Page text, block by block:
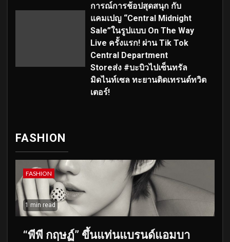
การณ์การช้อปสุดสนุก กับ
แคมเปญ “Central Midnight
Sale”ในรูปแบบ On The Way
Live ครั้งแรก! ผ่าน Tik Tok
Central Department
Storeส่ง #บะบิวไปเซ็นทรัล
มิดไนท์เซล ทะยานติดเทรนด์ทวิต
เตอร์!
FASHION
FASHION
1 min read
“พีพี กฤษฏ์” ขึ้นแท่นแบรนด์แอมบา